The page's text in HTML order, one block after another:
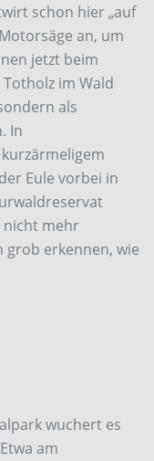
schon hier „auf
an, um
jetzt beim
im Wald
als
In
Eule vorbei in
nicht mehr
grob erkennen, wie
wuchert es
am